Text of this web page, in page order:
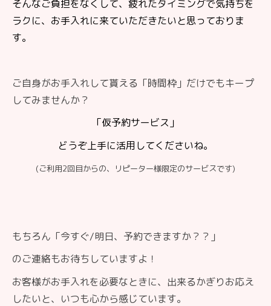
そんなご負担をなくして、疲れたタイミングで気持ちを
ラクに、お手入れに来ていただきたいと思っておりま
す。
ご自身がお手入れして貰える「時間枠」だけでもキープ
してみませんか？
「仮予約サービス」
どうぞ上手に活用してくださいね。
(ご利用2回目からの、 リピーター様限定のサービスです)
もちろん「今すぐ/明日、予約できますか？？」
のご連絡もお待ちしていますよ！
お客様がお手入れを必要なときに、出来るかぎりお応え
したいと、いつも心から感じています。